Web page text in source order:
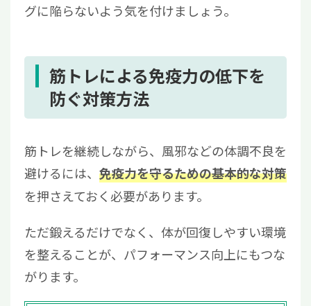
グに陥らないよう気を付けましょう。
筋トレによる免疫力の低下を
防ぐ対策方法
筋トレを継続しながら、風邪などの体調不良を
避けるには、 免疫力を守るための基本的な対策
を押さえておく必要があります。
ただ鍛えるだけでなく、体が回復しやすい環境
を整えることが、パフォーマンス向上にもつな
がります。